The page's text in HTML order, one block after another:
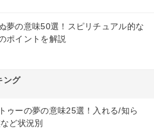
夢の意味50選！スピリチュアル的な
ポイントを解説
ング
ゥーの夢の意味25選！入れる/知ら
ど状況別